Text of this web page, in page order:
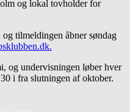
og lokal tovholder for
tilmeldingen åbner søndag
og undervisningen løber hver
i fra slutningen af oktober.